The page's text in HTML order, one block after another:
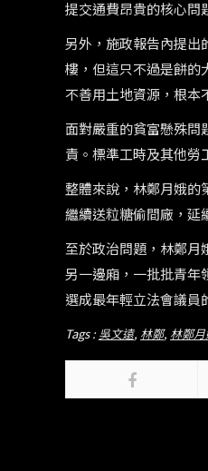
提交通費昂貴的核心問
另外，施政報告內提出
樓，但這只不過是餅的
不善用土地資源，根本
面對嚴重的貧富懸殊問
責。標準工時及其他勞
整體來說，林鄭月娥的
繼續送粒糖偷間廠，延
至於政治問題，林鄭月
另一邊廂，一批批青年
選成最年輕立法會議員
Tags :吳文遠, 林鄭, 林鄭